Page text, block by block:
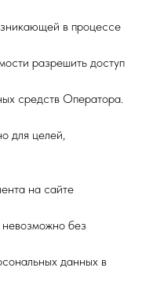
в процессе
разрешить доступ
средств Оператора.
для целей,
на сайте
без
данных в